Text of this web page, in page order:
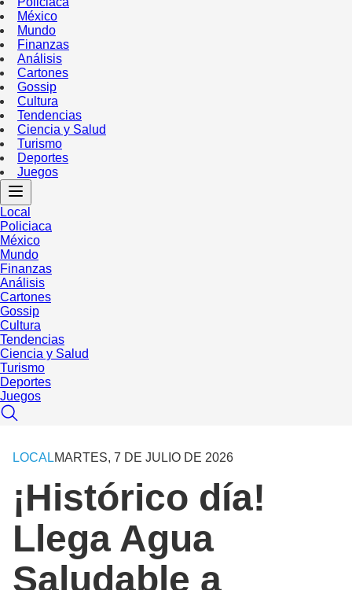
México
Mundo
Finanzas
Análisis
Cartones
Gossip
Cultura
Tendencias
Ciencia y Salud
Turismo
Deportes
Juegos
Local
Policiaca
México
Mundo
Finanzas
Análisis
Cartones
Gossip
Cultura
Tendencias
Ciencia y Salud
Turismo
Deportes
Juegos
LOCALMARTES, 7 DE JULIO DE 2026
¡Histórico día!
Llega Agua
Saludable a